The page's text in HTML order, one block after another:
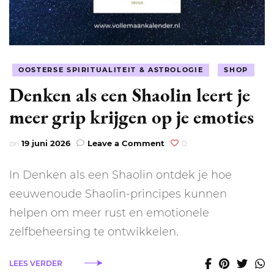
OOSTERSE SPIRITUALITEIT & ASTROLOGIE SHOP
Denken als een Shaolin leert je
meer grip krijgen op je emoties
on 19 juni 2026 Leave a Comment on
een
Shaolin
je
meer
0
In Denken als een Shaolin ontdek je hoe
eeuwenoude Shaolin-principes kunnen
helpen om meer rust en emotionele
zelfbeheersing te ontwikkelen.
LEES VERDER